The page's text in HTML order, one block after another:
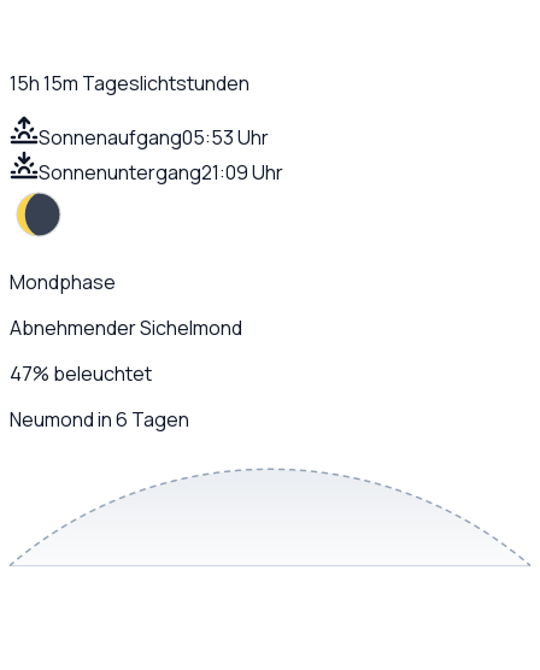
15h 15m Tageslichtstunden
Sonnenaufgang05:53 Uhr
Sonnenuntergang21:09 Uhr
Mondphase
Abnehmender Sichelmond
47% beleuchtet
Neumond in 6 Tagen